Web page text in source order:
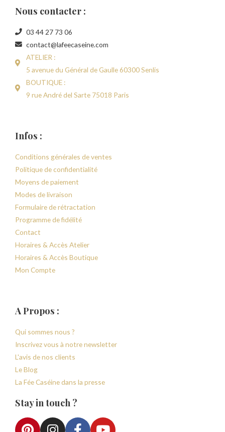
Nous contacter :
03 44 27 73 06
contact@lafeecaseine.com
ATELIER :
5 avenue du Général de Gaulle 60300 Senlis
BOUTIQUE :
9 rue André del Sarte 75018 Paris
Infos :
Conditions générales de ventes
Politique de confidentialité
Moyens de paiement
Modes de livraison
Formulaire de rétractation
Programme de fidélité
Contact
Horaires & Accès Atelier
Horaires & Accès Boutique
Mon Compte
A Propos :
Qui sommes nous ?
Inscrivez vous à notre newsletter
L'avis de nos clients
Le Blog
La Fée Caséine dans la presse
Stay in touch ?